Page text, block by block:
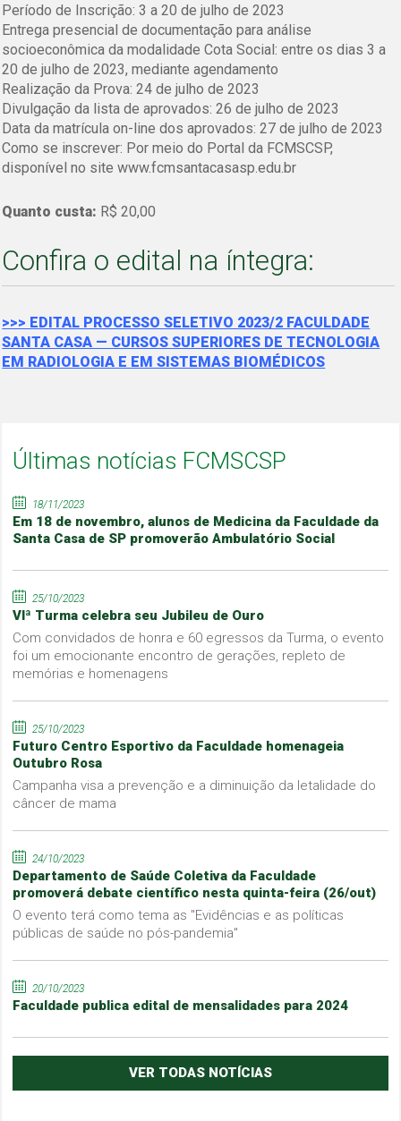
Período de Inscrição: 3 a 20 de julho de 2023
Entrega presencial de documentação para análise
socioeconômica da modalidade Cota Social: entre os dias 3 a
20 de julho de 2023, mediante agendamento
Realização da Prova: 24 de julho de 2023
Divulgação da lista de aprovados: 26 de julho de 2023
Data da matrícula on-line dos aprovados: 27 de julho de 2023
Como se inscrever: Por meio do Portal da FCMSCSP,
disponível no site www.fcmsantacasasp.edu.br
Quanto custa: R$ 20,00
Confira o edital na íntegra:
>>> EDITAL PROCESSO SELETIVO 2023/2 FACULDADE
SANTA CASA — CURSOS SUPERIORES DE TECNOLOGIA
EM RADIOLOGIA E EM SISTEMAS BIOMÉDICOS
Últimas notícias FCMSCSP
18/11/2023
Em 18 de novembro, alunos de Medicina da Faculdade da
Santa Casa de SP promoverão Ambulatório Social
25/10/2023
VIª Turma celebra seu Jubileu de Ouro
Com convidados de honra e 60 egressos da Turma, o evento
foi um emocionante encontro de gerações, repleto de
memórias e homenagens
25/10/2023
Futuro Centro Esportivo da Faculdade homenageia
Outubro Rosa
Campanha visa a prevenção e a diminuição da letalidade do
câncer de mama
24/10/2023
Departamento de Saúde Coletiva da Faculdade
promoverá debate científico nesta quinta-feira (26/out)
O evento terá como tema as "Evidências e as políticas
públicas de saúde no pós-pandemia"
20/10/2023
Faculdade publica edital de mensalidades para 2024
VER TODAS NOTÍCIAS